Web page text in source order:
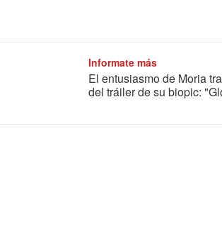
Informate más
El entusiasmo de Moria
del tráiler de su biopic: